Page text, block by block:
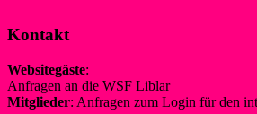
Kontakt
Websitegäste:
Anfragen an die WSF Liblar
Mitglieder: Anfragen zum Login für den